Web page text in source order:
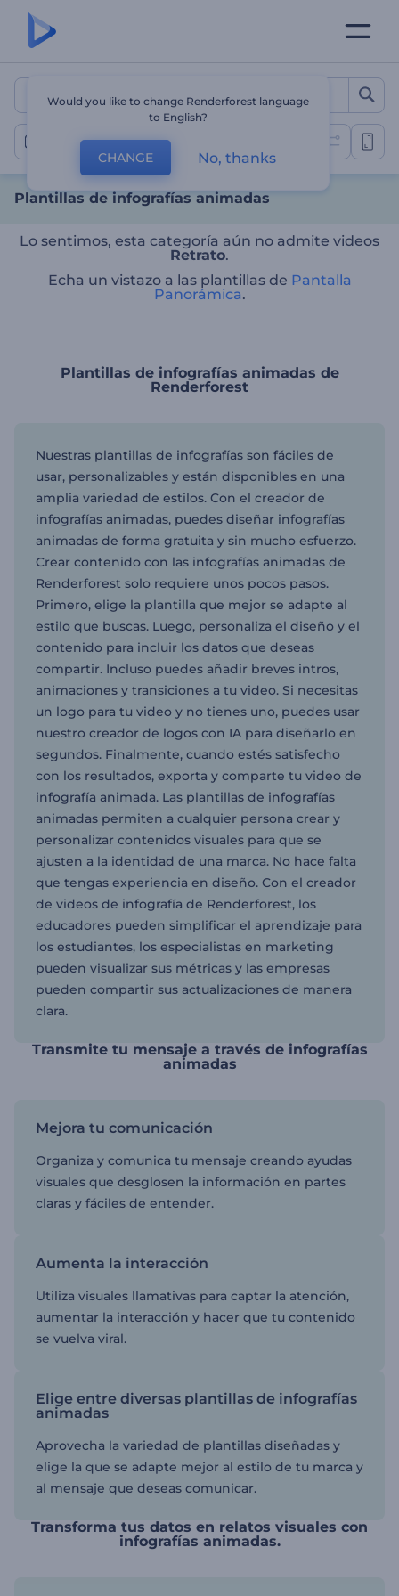
Plantillas de infografías
Infografías animadas
Plantillas de infografías animadas
Lo sentimos, esta categoría aún no admite videos
Retrato.
Echa un vistazo a las plantillas de Pantalla
Panorámica.
Plantillas de infografías animadas de
Renderforest
Nuestras plantillas de infografías son fáciles de
usar, personalizables y están disponibles en una
amplia variedad de estilos. Con el creador de
infografías animadas, puedes diseñar infografías
animadas de forma gratuita y sin mucho esfuerzo.
Crear contenido con las infografías animadas de
Renderforest solo requiere unos pocos pasos.
Primero, elige la plantilla que mejor se adapte al
estilo que buscas. Luego, personaliza el diseño y el
contenido para incluir los datos que deseas
compartir. Incluso puedes añadir breves intros,
animaciones y transiciones a tu video. Si necesitas
un logo para tu video y no tienes uno, puedes usar
nuestro creador de logos con IA para diseñarlo en
segundos. Finalmente, cuando estés satisfecho
con los resultados, exporta y comparte tu video de
infografía animada. Las plantillas de infografías
animadas permiten a cualquier persona crear y
personalizar contenidos visuales para que se
ajusten a la identidad de una marca. No hace falta
que tengas experiencia en diseño. Con el creador
de videos de infografía de Renderforest, los
educadores pueden simplificar el aprendizaje para
los estudiantes, los especialistas en marketing
pueden visualizar sus métricas y las empresas
pueden compartir sus actualizaciones de manera
clara.
Transmite tu mensaje a través de infografías
animadas
Mejora tu comunicación
Organiza y comunica tu mensaje creando ayudas
visuales que desglosen la información en partes
claras y fáciles de entender.
Aumenta la interacción
Utiliza visuales llamativas para captar la atención,
aumentar la interacción y hacer que tu contenido
se vuelva viral.
Elige entre diversas plantillas de infografías
animadas
Aprovecha la variedad de plantillas diseñadas y
elige la que se adapte mejor al estilo de tu marca y
al mensaje que deseas comunicar.
Transforma tus datos en relatos visuales con
infografías animadas.
Would you like to change Renderforest language
to English?
CHANGE No, thanks